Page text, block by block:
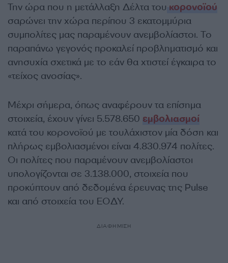
Την ώρα που η μετάλλαξη Δέλτα του κορονοϊού
σαρώνει την χώρα περίπου 3 εκατομμύρια
συμπολίτες μας παραμένουν ανεμβολίαστοι. Το
παραπάνω γεγονός προκαλεί προβληματισμό και
ανησυχία σχετικά με το εάν θα χτιστεί έγκαιρα το
«τείχος ανοσίας».
Μέχρι σήμερα, όπως αναφέρουν τα επίσημα
στοιχεία, έχουν γίνει 5.578.650 εμβολιασμοί
κατά του κορονοϊού με τουλάχιστον μία δόση και
πλήρως εμβολιασμένοι είναι 4.830.974 πολίτες.
Οι πολίτες που παραμένουν ανεμβολίαστοι
υπολογίζονται σε 3.138.000, στοιχεία που
προκύπτουν από δεδομένα έρευνας της Pulse
και από στοιχεία του ΕΟΔΥ.
ΔΙΑΦΗΜΙΣΗ